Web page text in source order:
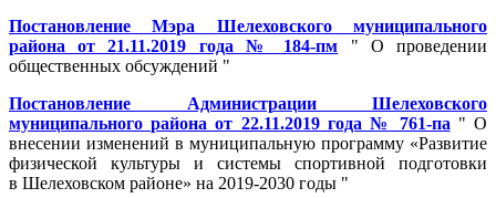
Постановление Мэра Шелеховского муниципального
района от 21.11.2019 года № 184-пм " О проведении
общественных обсуждений "
Постановление Администрации Шелеховского
муниципального района от 22.11.2019 года № 761-па " О
внесении изменений в муниципальную программу «Развитие
физической культуры и системы спортивной подготовки
в Шелеховском районе» на 2019-2030 годы "